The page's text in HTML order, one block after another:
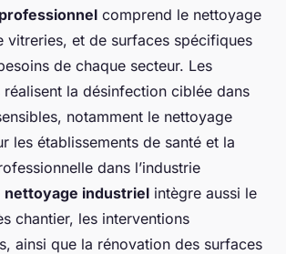
comprend le nettoyage
vitreries, et de surfaces spécifiques
de chaque secteur. Les
la désinfection ciblée dans
notamment le nettoyage
les établissements de santé et la
dans l’industrie
nettoyage industriel intègre aussi le
chantier, les interventions
ainsi que la rénovation des surfaces